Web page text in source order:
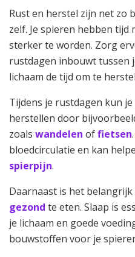
Rust en herstel zijn net zo
zelf. Je spieren hebben
sterker te worden. Zorg
rustdagen inbouwt tussen
lichaam de tijd om te
Tijdens je rustdagen kun
herstellen door
zoals wandelen offietsen
bloedcirculatie en kan
spierpijn.
Daarnaast is het
gezond te eten. Slaap is
je lichaam en goede
bouwstoffen voor je